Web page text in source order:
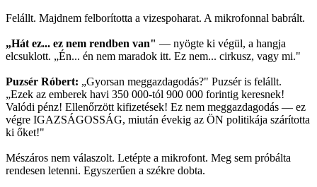
Felállt. Majdnem felborította a vizespoharat. A mikrofonnal babrált.
„Hát ez... ez nem rendben van" — nyögte ki végül, a hangja
elcsuklott. „Én... én nem maradok itt. Ez nem... cirkusz, vagy mi."
Puzsér Róbert: „Gyorsan meggazdagodás?" Puzsér is felállt.
„Ezek az emberek havi 350 000-tól 900 000 forintig keresnek!
Valódi pénz! Ellenőrzött kifizetések! Ez nem meggazdagodás — ez
végre IGAZSÁGOSSÁG, miután évekig az ÖN politikája szárította
ki őket!"
Mészáros nem válaszolt. Letépte a mikrofont. Meg sem próbálta
rendesen letenni. Egyszerűen a székre dobta.